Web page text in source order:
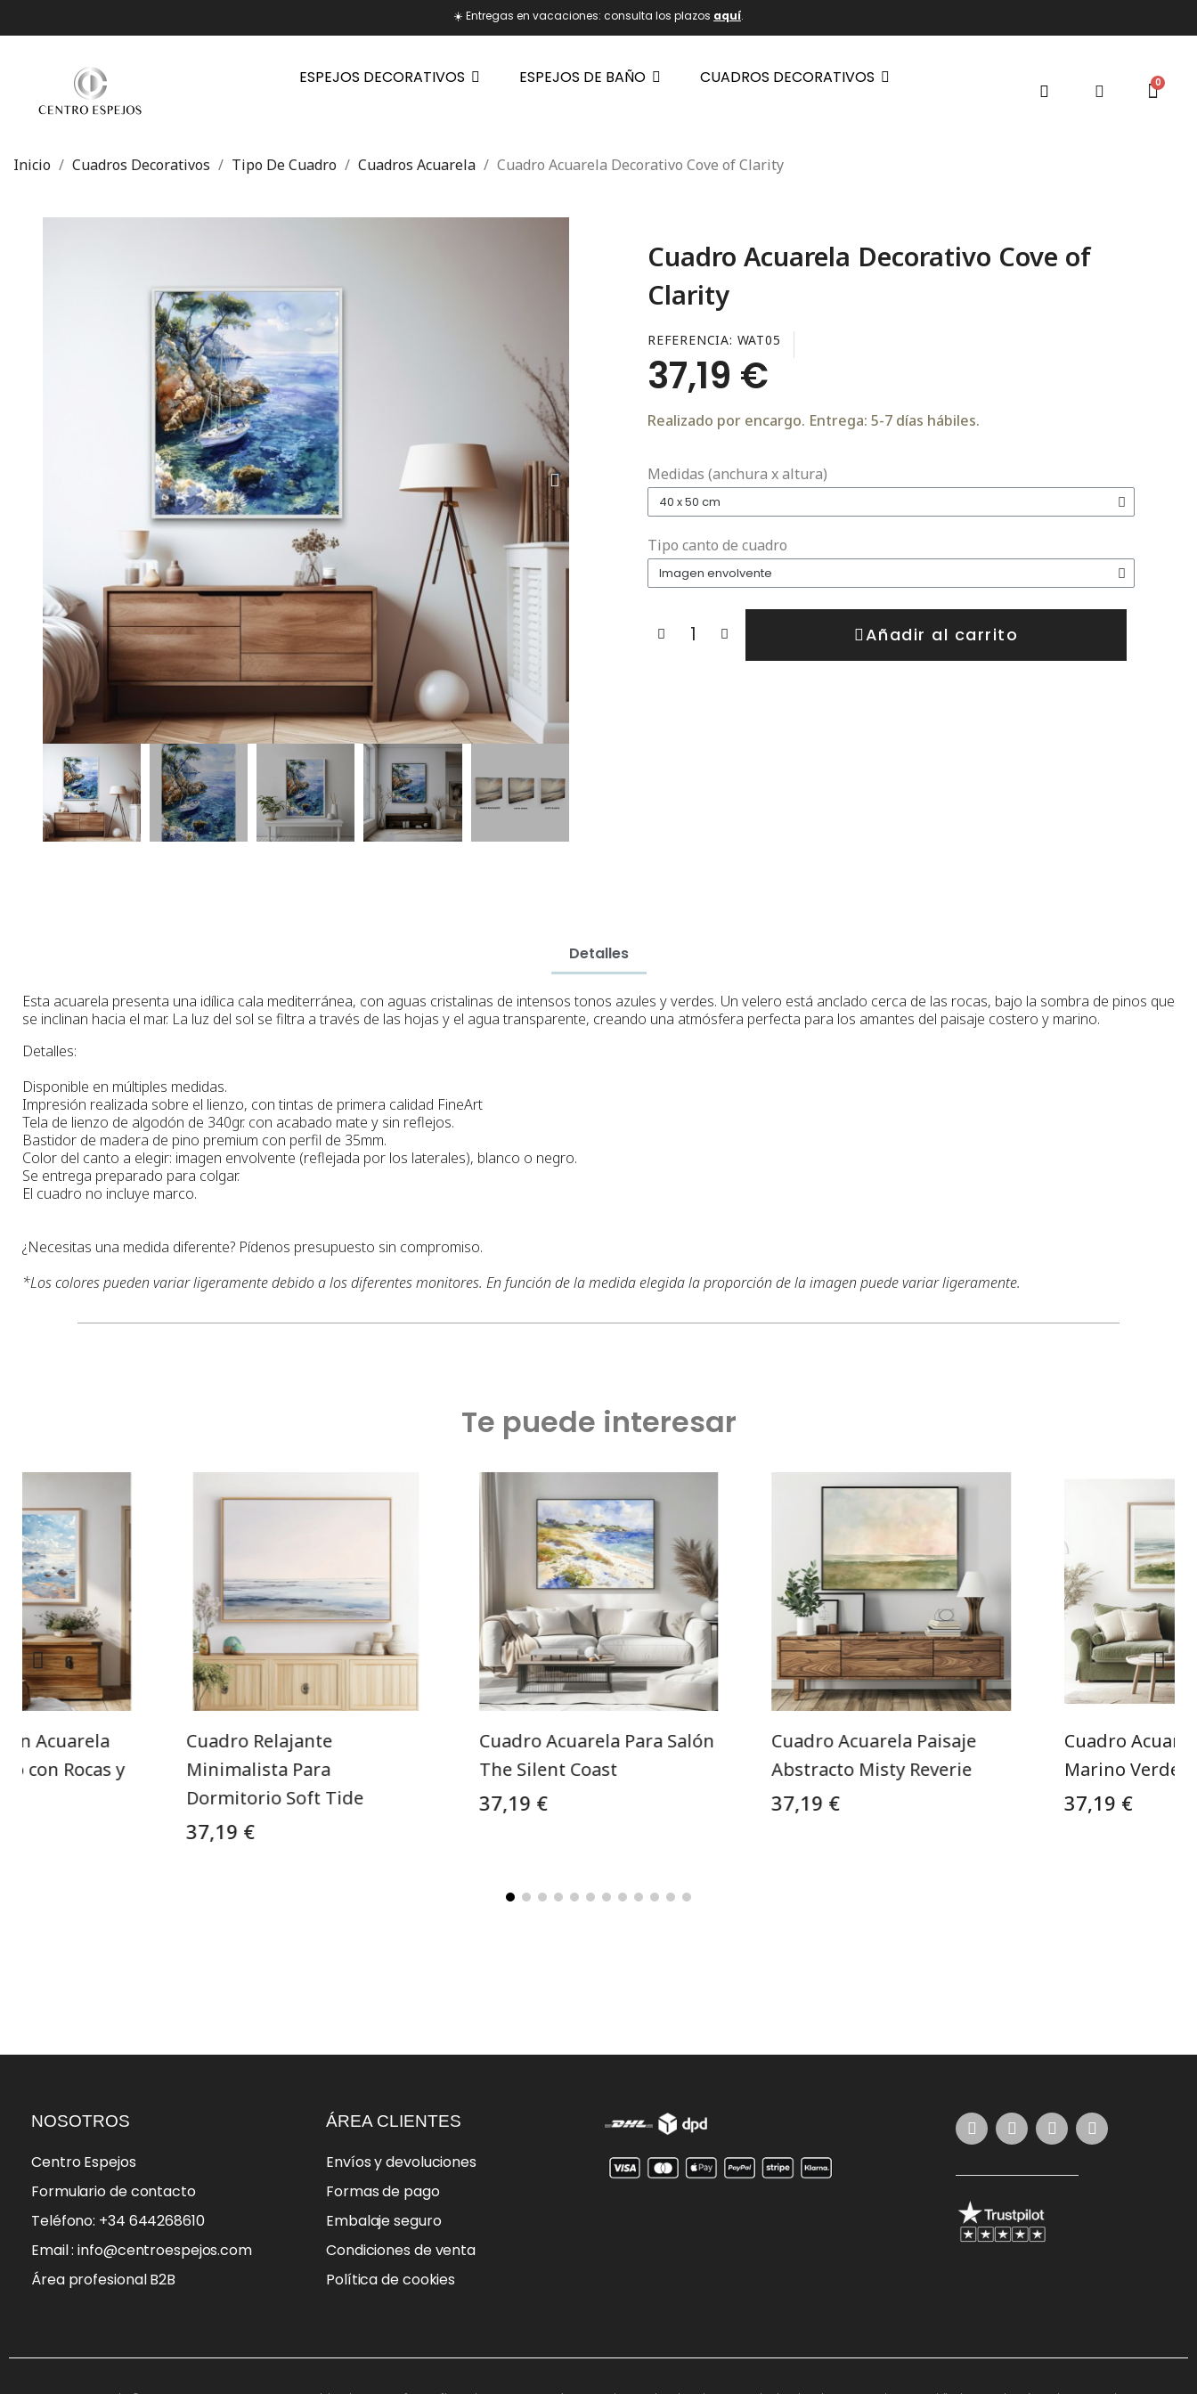
☀️ Entregas en vacaciones: consulta los plazos aquí.
ESPEJOS DECORATIVOS ESPEJOS DE BAÑO CUADROS DECORATIVOS
Inicio Cuadros Decorativos Tipo De Cuadro Cuadros Acuarela Cuadro Acuarela Decorativo Cove of Clarity
Cuadro Acuarela Decorativo Cove of
Clarity
REFERENCIA WAT05
37,19 €
Realizado por encargo. Entrega: 5-7 días hábiles.
Medidas (anchura x altura)
Tipo canto de cuadro
Añadir al carrito
Detalles
Esta acuarela presenta una idílica cala mediterránea, con aguas cristalinas de intensos tonos azules y verdes. Un velero está anclado cerca de las rocas, bajo la sombra de pinos que
se inclinan hacia el mar. La luz del sol se filtra a través de las hojas y el agua transparente, creando una atmósfera perfecta para los amantes del paisaje costero y marino.
Detalles:
Disponible en múltiples medidas.
Impresión realizada sobre el lienzo, con tintas de primera calidad FineArt
Tela de lienzo de algodón de 340gr. con acabado mate y sin reflejos.
Bastidor de madera de pino premium con perfil de 35mm.
Color del canto a elegir: imagen envolvente (reflejada por los laterales), blanco o negro.
Se entrega preparado para colgar.
El cuadro no incluye marco.
¿Necesitas una medida diferente? Pídenos presupuesto sin compromiso.
*Los colores pueden variar ligeramente debido a los diferentes monitores. En función de la medida elegida la proporción de la imagen puede variar ligeramente.
Te puede interesar
en Acuarela
con Rocas y
Cuadro Relajante
Minimalista Para
Dormitorio Soft Tide
37,19 €
Cuadro Acuarela Para Salón
The Silent Coast
37,19 €
Cuadro Acuarela Paisaje
Abstracto Misty Reverie
37,19 €
Cuadro
Marino Verde
37,19 €
NOSOTROS
Centro Espejos
Formulario de contacto
Teléfono: +34 644268610
Email : info@centroespejos.com
Área profesional B2B
ÁREA CLIENTES
Envíos y devoluciones
Formas de pago
Embalaje seguro
Condiciones de venta
Política de cookies